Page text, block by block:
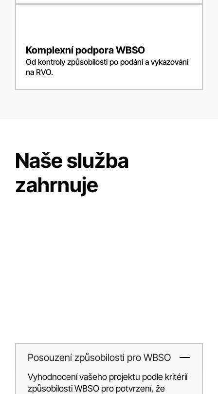
Komplexní podpora WBSO
Od kontroly způsobilosti po podání a vykazování
na RVO.
Naše služba
zahrnuje
Posouzení způsobilosti pro WBSO
Vyhodnocení vašeho projektu podle kritérií
způsobilosti WBSO pro potvrzení, že